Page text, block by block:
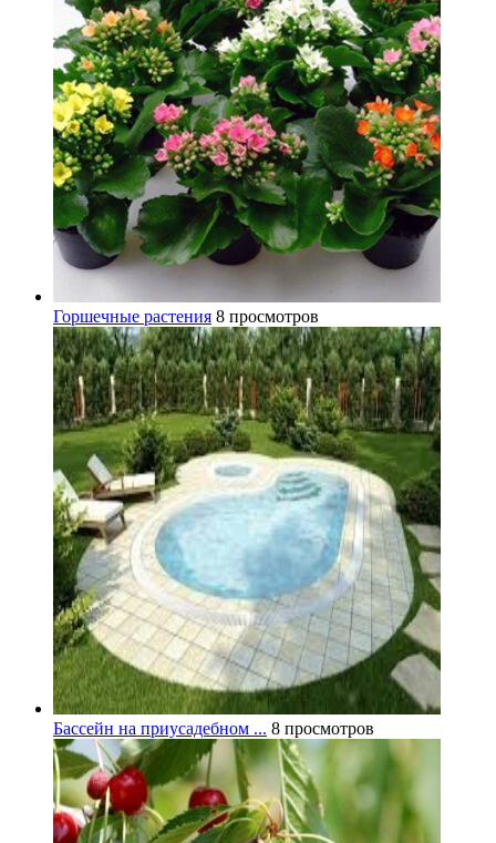
Горшечные растения 8 просмотров
Бассейн на приусадебном ... 8 просмотров